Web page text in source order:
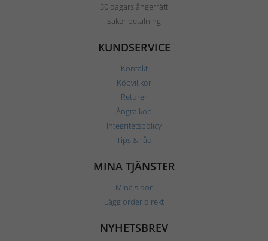
30 dagars ångerrätt
Säker betalning
KUNDSERVICE
Kontakt
Köpvillkor
Returer
Ångra köp
Integritetspolicy
Tips & råd
MINA TJÄNSTER
Mina sidor
Lägg order direkt
NYHETSBREV